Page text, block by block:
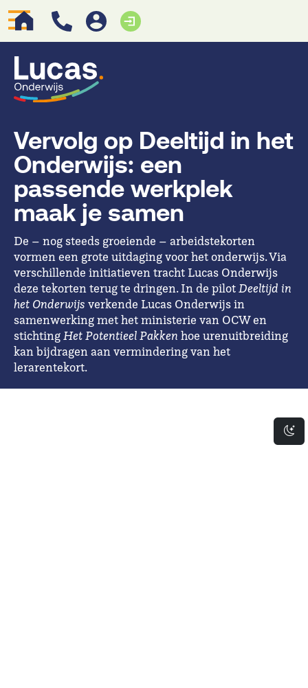
Vervolg op Deeltijd in het
Onderwijs: een
passende werkplek
maak je samen
De – nog steeds groeiende – arbeidstekorten
vormen een grote uitdaging voor het onderwijs. Via
verschillende initiatieven tracht Lucas Onderwijs
deze tekorten terug te dringen. In de pilotDeeltijd in
het Onderwijs verkende Lucas Onderwijs in
samenwerking met het ministerie van OCW en
stichtingHet Potentieel Pakken hoe urenuitbreiding
kan bijdragen aan vermindering van het
lerarentekort.